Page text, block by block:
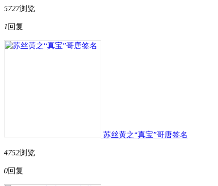
5727浏览
1 回复
苏丝黄之“真宝”哥唐签名
4752浏览
0回复